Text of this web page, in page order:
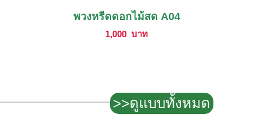
พวงหรีดดอกไม้สด A04
1,000 บาท
>>ดูแบบทั้งหมด